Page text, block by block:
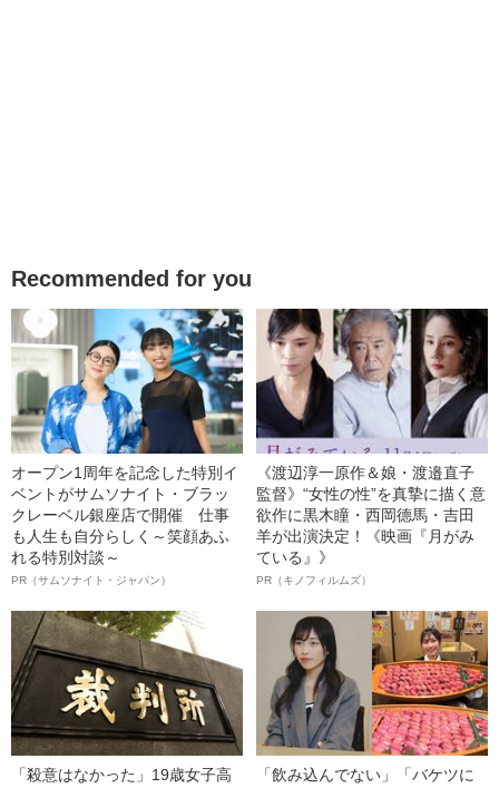
Recommended for you
オープン1周年を記念した特別イ
ベントがサムソナイト・ブラッ
クレーベル銀座店で開催 仕事
も人生も自分らしく～笑顔あふ
れる特別対談～
PR（サムソナイト・ジャパン）
《渡辺淳一原作＆娘・渡邉直子
監督》“女性の性”を真摯に描く意
欲作に黒木瞳・西岡德馬・吉田
羊が出演決定！《映画『月がみ
ている』》
PR（キノフィルムズ）
「殺意はなかった」19歳女子高
「飲み込んでない」「バケツに